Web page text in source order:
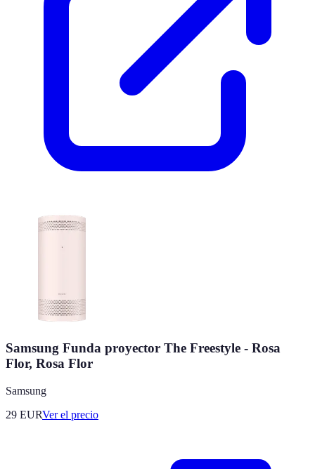
Samsung Funda proyector The Freestyle - Rosa
Flor, Rosa Flor
Samsung
29 EURVer el precio